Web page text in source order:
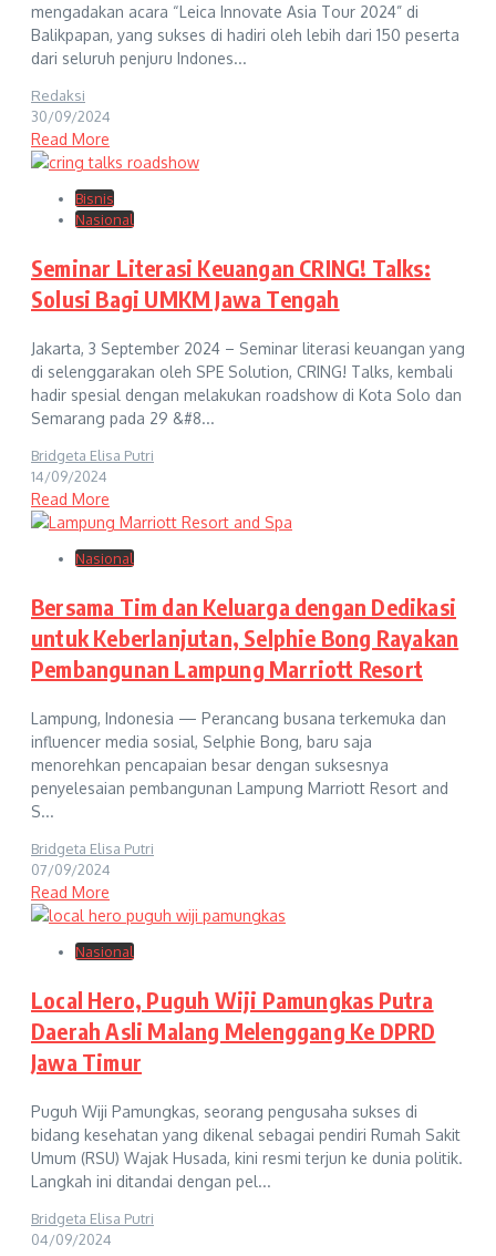
mengadakan acara “Leica Innovate Asia Tour 2024” di
Balikpapan, yang sukses di hadiri oleh lebih dari 150 peserta
dari seluruh penjuru Indones...
Redaksi
30/09/2024
Read More
Bisnis
Nasional
Seminar Literasi Keuangan CRING! Talks:
Solusi Bagi UMKM Jawa Tengah
Jakarta, 3 September 2024 – Seminar literasi keuangan yang
di selenggarakan oleh SPE Solution, CRING! Talks, kembali
hadir spesial dengan melakukan roadshow di Kota Solo dan
Semarang pada 29 &#8...
Bridgeta Elisa Putri
14/09/2024
Read More
Nasional
Bersama Tim dan Keluarga dengan Dedikasi
untuk Keberlanjutan, Selphie Bong Rayakan
Pembangunan Lampung Marriott Resort
Lampung, Indonesia — Perancang busana terkemuka dan
influencer media sosial, Selphie Bong, baru saja
menorehkan pencapaian besar dengan suksesnya
penyelesaian pembangunan Lampung Marriott Resort and
S...
Bridgeta Elisa Putri
07/09/2024
Read More
Nasional
Local Hero, Puguh Wiji Pamungkas Putra
Daerah Asli Malang Melenggang Ke DPRD
Jawa Timur
Puguh Wiji Pamungkas, seorang pengusaha sukses di
bidang kesehatan yang dikenal sebagai pendiri Rumah Sakit
Umum (RSU) Wajak Husada, kini resmi terjun ke dunia politik.
Langkah ini ditandai dengan pel...
Bridgeta Elisa Putri
04/09/2024